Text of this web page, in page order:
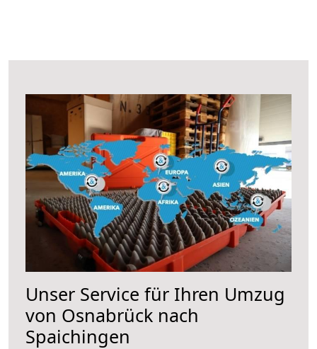
Unser Service für Ihren Umzug
von Osnabrück nach
Spaichingen